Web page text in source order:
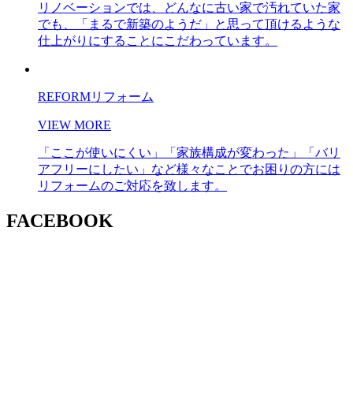
リノベーションでは、どんなに古い家で汚れていた家
でも、「まるで新築のようだ」と思って頂けるような
仕上がりにすることにこだわっています。
REFORMリフォーム
VIEW MORE
「ここが使いにくい」「家族構成が変わった」「バリ
アフリーにしたい」など様々なことでお困りの方には
リフォームのご対応を致します。
FACEBOOK